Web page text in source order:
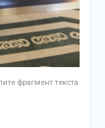
фрагмент текста